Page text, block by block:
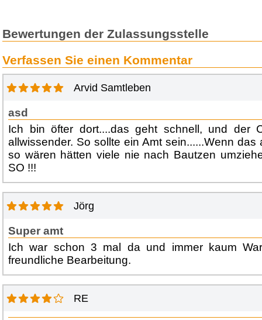
Bewertungen der Zulassungsstelle
Verfassen Sie einen Kommentar
Arvid Samtleben
asd
Ich bin öfter dort....das geht schnell, und der
allwissender. So sollte ein Amt sein......Wenn das
so wären hätten viele nie nach Bautzen
SO !!!
Jörg
Super amt
Ich war schon 3 mal da und immer kaum
freundliche Bearbeitung.
RE